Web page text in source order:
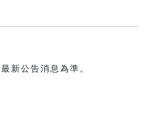
新公告消息為準。